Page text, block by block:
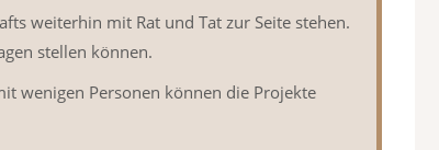
weiterhin mit Rat und Tat zur Seite stehen.
stellen können.
wenigen Personen können die Projekte